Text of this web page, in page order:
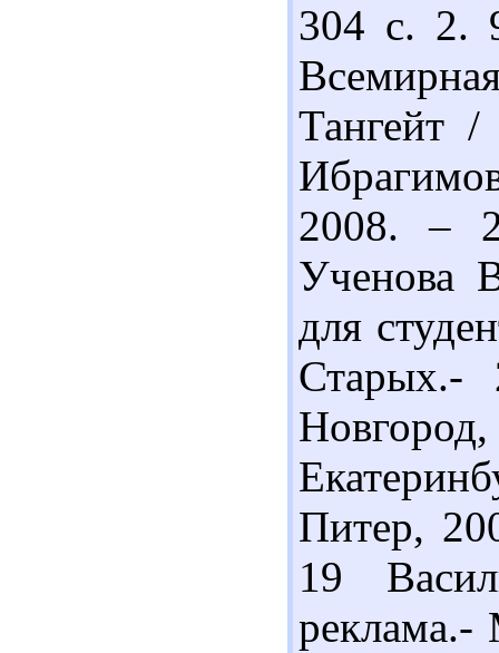
304 с. 2.
Тангейт
2008. –
Ученова
для
Питер,
19
реклама.-